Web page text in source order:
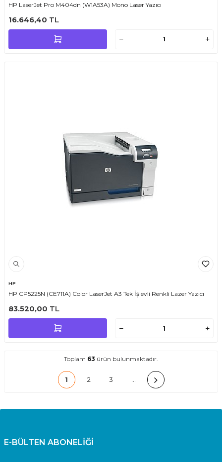
HP LaserJet Pro M404dn (W1A53A) Mono Laser Yazıcı
16.646,40 TL
HP
HP CP5225N (CE711A) Color LaserJet A3 Tek İşlevli Renkli Lazer Yazıcı
83.520,00 TL
Toplam 63 ürün bulunmaktadır.
1 2 3
E-BÜLTEN ABONELİĞİ